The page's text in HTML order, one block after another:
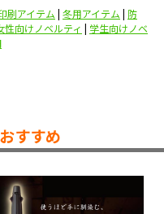
刷アイテム | 冬用アイテム | 防
性向けノベルティ | 学生向けノベ
すすめ